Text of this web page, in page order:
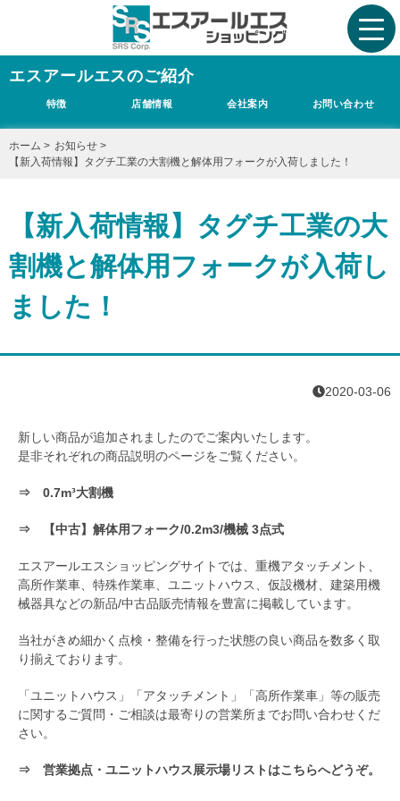
エスアールエスのご紹介
特徴 店舗情報 会社案内 お問い合わせ
ホーム > お知らせ >
【新入荷情報】タグチ工業の大割機と解体用フォークが入荷しました！
【新入荷情報】タグチ工業の大
割機と解体用フォークが入荷し
ました！
2020-03-06
新しい商品が追加されましたのでご案内いたします。
是非それぞれの商品説明のページをご覧ください。
⇒ 0.7m³大割機
⇒ 【中古】解体用フォーク/0.2m3/機械 3点式
エスアールエスショッピングサイトでは、重機アタッチメント、
高所作業車、特殊作業車、ユニットハウス、仮設機材、建築用機
械器具などの新品/中古品販売情報を豊富に掲載しています。
当社がきめ細かく点検・整備を行った状態の良い商品を数多く取
り揃えております。
「ユニットハウス」「アタッチメント」「高所作業車」等の販売
に関するご質問・ご相談は最寄りの営業所までお問い合わせくだ
さい。
⇒ 営業拠点・ユニットハウス展示場リストはこちらへどうぞ。